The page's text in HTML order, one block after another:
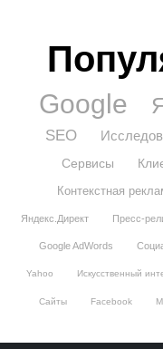
Google
SEO
Сервисы
Контекстная
Яндекс.Директ Пресс-
Google AdWords
Yahoo Искусственный
Сайты Facebook